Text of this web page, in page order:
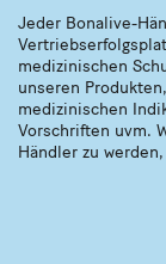
Jeder Bonalive-
medizinischen
unseren
medizinischen
Vorschriften uvm.
Händler zu